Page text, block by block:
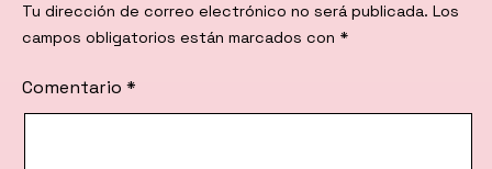
Tu dirección de correo electrónico no será publicada. Los
campos obligatorios están marcados con *
Comentario *